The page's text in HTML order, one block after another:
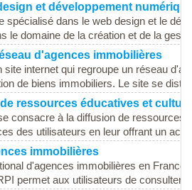
et développement
spécialisé dans le web design et le
le domaine de la création et de la
d'agences immobilières
internet qui regroupe un réseau
de biens immobiliers. Le site se
ressources éducatives et
consacre à la diffusion de ressources
des utilisateurs en leur offrant un
immobilières
d'agences immobilières en
permet aux utilisateurs de consulter